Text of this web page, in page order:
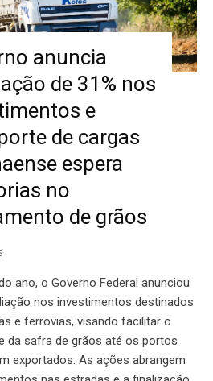
anuncia
de 31% nos
e
de cargas
espera
no
de grãos
ano, o Governo Federal anunciou
nos investimentos destinados
e ferrovias, visando facilitar o
da safra de grãos até os portos
exportados. As ações abrangem